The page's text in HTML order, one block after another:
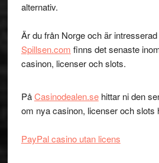
alternativ.
Är du från Norge och är
Spillsen.com finns det senaste
casinon, licenser och slots.
PåCasinodealen.sehittar ni den
om nya casinon, licenser och slots
PayPal casino utan licens